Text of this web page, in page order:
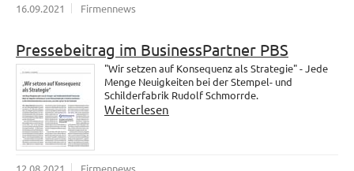
16.09.2021 Firmennews
Pressebeitrag im BusinessPartner PBS
"Wir setzen auf Konsequenz als Strategie" - Jede
Menge Neuigkeiten bei der Stempel- und
Schilderfabrik Rudolf Schmorrde.
Weiterlesen
12.08.2021 Firmennews